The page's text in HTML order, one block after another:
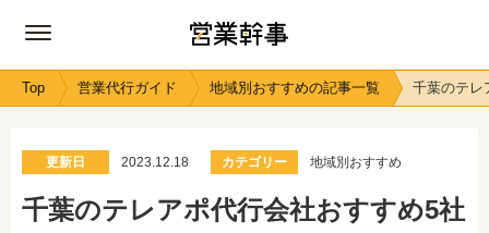
Top 営業代行ガイド 地域別おすすめの記事一覧 千葉のテレ
更新日 2023.12.18 カテゴリー 地域別おすすめ
千葉のテレアポ代行会社おすすめ5社